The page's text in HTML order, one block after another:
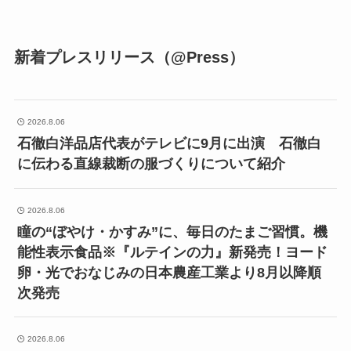
新着プレスリリース（@Press）
2026.8.06
石徹白洋品店代表がテレビに9月に出演 石徹白
に伝わる直線裁断の服づくりについて紹介
2026.8.06
瞳の“ぼやけ・かすみ”に、毎日のたまご習慣。機
能性表示食品※『ルテインの力』新発売！ヨード
卵・光でおなじみの日本農産工業より8月以降順
次発売
2026.8.06